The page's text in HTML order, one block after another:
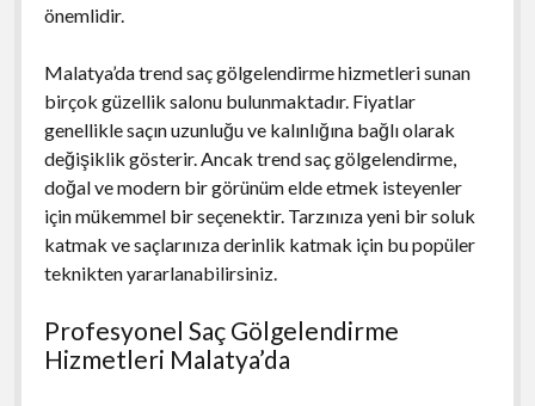
önemlidir.
Malatya’da trend saç gölgelendirme hizmetleri sunan
birçok güzellik salonu bulunmaktadır. Fiyatlar
genellikle saçın uzunluğu ve kalınlığına bağlı olarak
değişiklik gösterir. Ancak trend saç gölgelendirme,
doğal ve modern bir görünüm elde etmek isteyenler
için mükemmel bir seçenektir. Tarzınıza yeni bir soluk
katmak ve saçlarınıza derinlik katmak için bu popüler
teknikten yararlanabilirsiniz.
Profesyonel Saç Gölgelendirme
Hizmetleri Malatya’da